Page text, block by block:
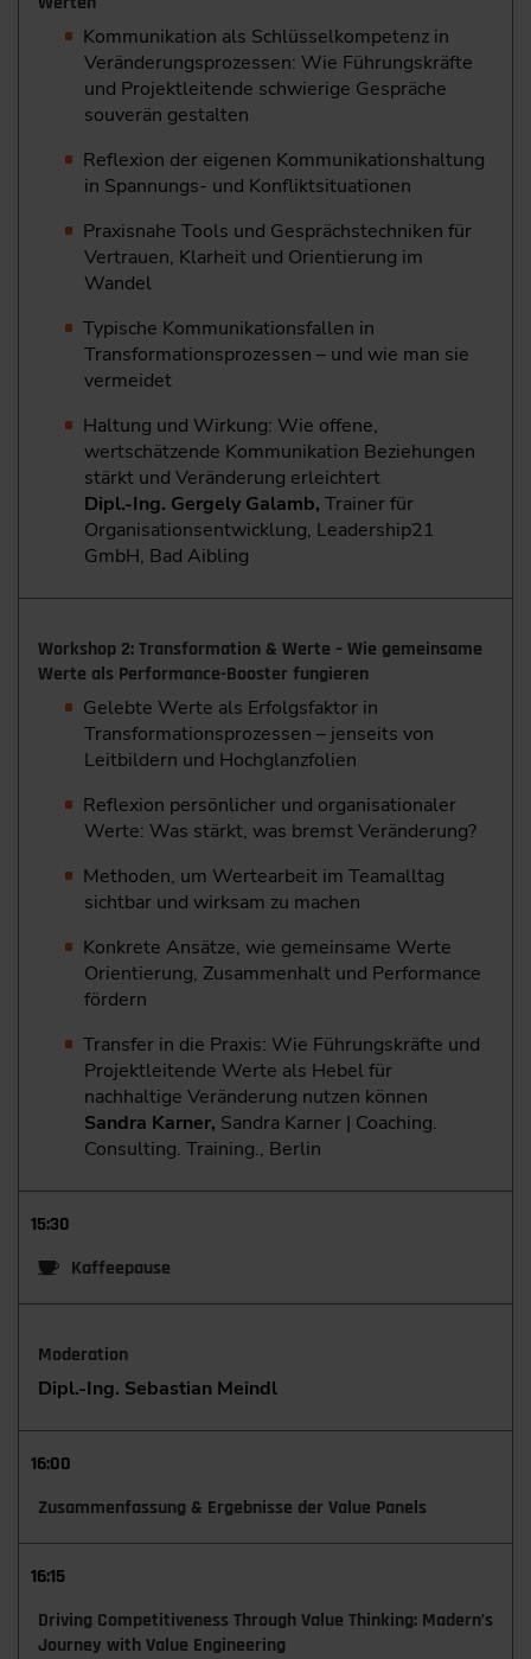
Kommunikation als Schlüsselkompetenz in
Veränderungsprozessen: Wie Führungskräfte
und Projektleitende schwierige Gespräche
souverän gestalten
Reflexion der eigenen Kommunikationshaltung
in Spannungs- und Konfliktsituationen
Praxisnahe Tools und Gesprächstechniken für
Vertrauen, Klarheit und Orientierung im
Wandel
Typische Kommunikationsfallen in
Transformationsprozessen – und wie man sie
vermeidet
Haltung und Wirkung: Wie offene,
wertschätzende Kommunikation Beziehungen
stärkt und Veränderung erleichtert
Dipl.-Ing. Gergely Galamb, Trainer für
Organisationsentwicklung, Leadership21
GmbH, Bad Aibling
Workshop 2: Transformation & Werte – Wie gemeinsame
Werte als Performance-Booster fungieren
Gelebte Werte als Erfolgsfaktor in
Transformationsprozessen – jenseits von
Leitbildern und Hochglanzfolien
Reflexion persönlicher und organisationaler
Werte: Was stärkt, was bremst Veränderung?
Methoden, um Wertearbeit im Teamalltag
sichtbar und wirksam zu machen
Konkrete Ansätze, wie gemeinsame Werte
Orientierung, Zusammenhalt und Performance
fördern
Transfer in die Praxis: Wie Führungskräfte und
Projektleitende Werte als Hebel für
nachhaltige Veränderung nutzen können
Sandra Karner, Sandra Karner | Coaching.
Consulting. Training., Berlin
15:30
Kaffeepause
Moderation
Dipl.-Ing. Sebastian Meindl
16:00
Zusammenfassung & Ergebnisse der Value Panels
16:15
Driving Competitiveness Through Value Thinking: Madern’s
Journey with Value Engineering